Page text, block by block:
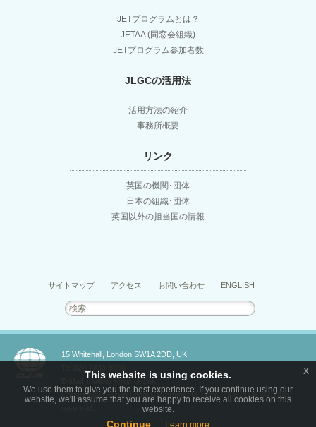
JETプログラムとは？
JETAA (同窓会組織)
JETプログラム参加者数
JLGCの活用法
活用方法の紹介
事務所概要
リンク
英国の機関･団体
日本の組織･団体
英国以外の担当国の情報
サイトマップ アクセス お問い合わせ ENGLISH
検
索:
15 Whitehall, London SW1A 2DD, UK
E-Mail: mailbox@jlgc.org.uk
Copyright(c) Japan Local Government Centre 2008-2026. All rights
This website is using cookies.
We use them to give you the best experience. If you continue using our
website, we'll assume that you are happy to receive all cookies on this
website.
Continue Learn more
x